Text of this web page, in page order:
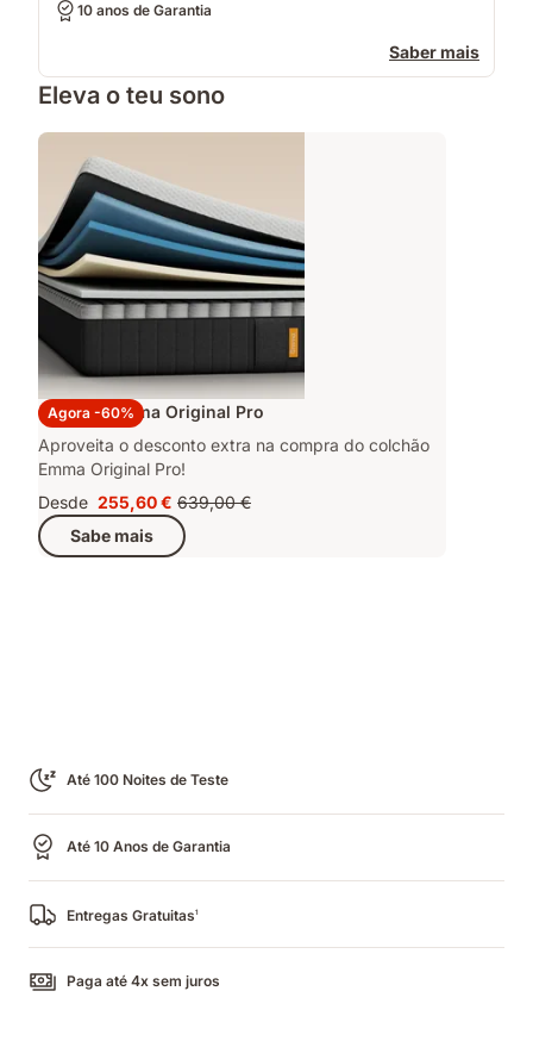
10 anos de Garantia
Saber mais
Eleva o teu sono
Agora -60%
Colchão Emma Original Pro
Aproveita o desconto extra na compra do colchão
Emma Original Pro!
Desde Preço
255,60 €
255,60 € Preço
original
639,00 €
639,00 €
Sabe mais
Até 100 Noites de Teste
Até 10 Anos de Garantia
Entregas Gratuitas1
Paga até 4x sem juros